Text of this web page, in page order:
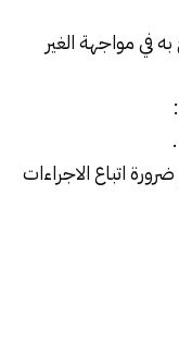
به في مواجهة الغير
اتباع الاجراءات